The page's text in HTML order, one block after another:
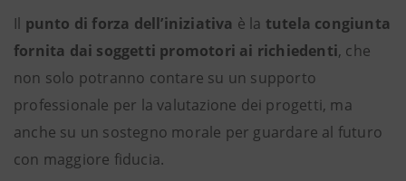
Il punto di forza dell’iniziativa è la tutela congiunta
fornita dai soggetti promotori ai richiedenti, che
non solo potranno contare su un supporto
professionale per la valutazione dei progetti, ma
anche su un sostegno morale per guardare al futuro
con maggiore fiducia.